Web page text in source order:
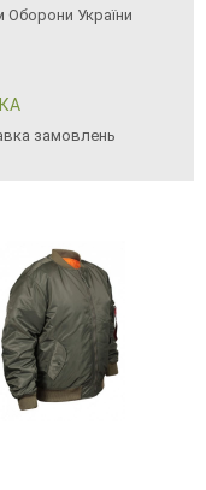
Оборони України
замовлень